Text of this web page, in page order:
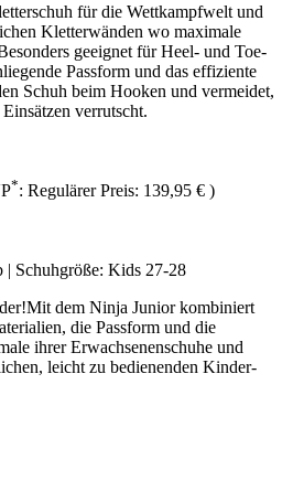
für die Wettkampfwelt und
Kletterwänden wo maximale
geeignet für Heel- und Toe-
Passform und das effiziente
Schuh beim Hooken und vermeidet,
verrutscht.
*: Regulärer Preis: 139,95 € )
| Schuhgröße: Kids 27-28
dem Ninja Junior kombiniert
die Passform und die
ihrer Erwachsenenschuhe und
leicht zu bedienenden Kinder-